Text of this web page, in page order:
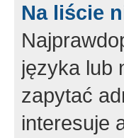
Na liście
języka lub
zapytać
interesuje